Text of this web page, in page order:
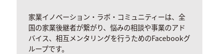
家業イノベーション・ラボ・コミュニティーは、全
国の家業後継者が繋がり、悩みの相談や事業のアド
バイス、相互メンタリングを行うためのFacebookグ
ループです。